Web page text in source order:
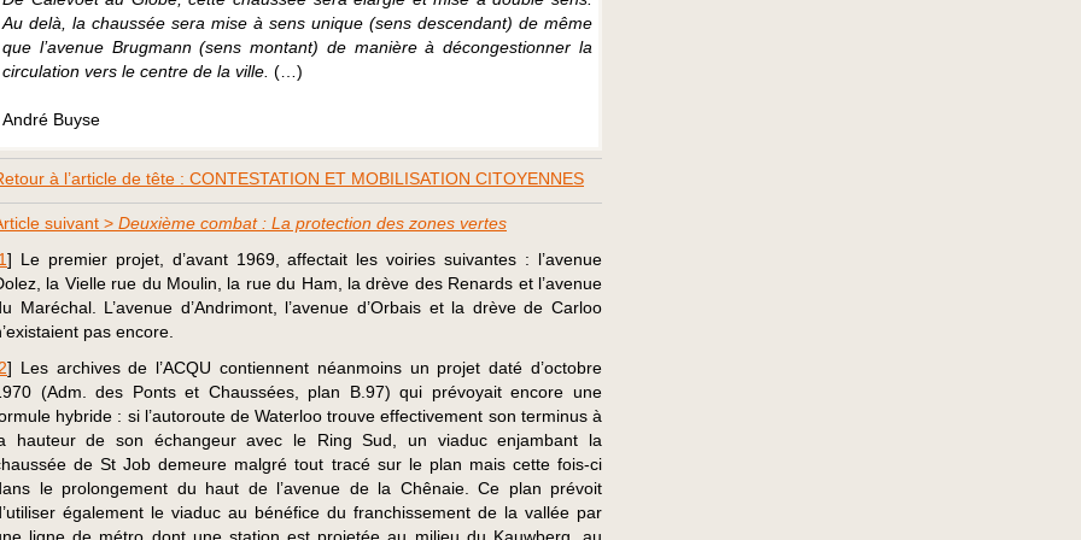
Au delà, la chaussée sera mise à sens unique (sens descendant) de même
que l’avenue Brugmann (sens montant) de manière à décongestionner la
circulation vers le centre de la ville. (…)
André Buyse
à l’article de tête : CONTESTATION ET MOBILISATION CITOYENNES
suivant > Deuxième combat : La protection des zones vertes
] Le premier projet, d’avant 1969, affectait les voiries suivantes : l’avenue
la Vielle rue du Moulin, la rue du Ham, la drève des Renards et l’avenue
Maréchal. L’avenue d’Andrimont, l’avenue d’Orbais et la drève de Carloo
pas encore.
] Les archives de l’ACQU contiennent néanmoins un projet daté d’octobre
(Adm. des Ponts et Chaussées, plan B.97) qui prévoyait encore une
hybride : si l’autoroute de Waterloo trouve effectivement son terminus à
hauteur de son échangeur avec le Ring Sud, un viaduc enjambant la
de St Job demeure malgré tout tracé sur le plan mais cette fois-ci
le prolongement du haut de l’avenue de la Chênaie. Ce plan prévoit
également le viaduc au bénéfice du franchissement de la vallée par